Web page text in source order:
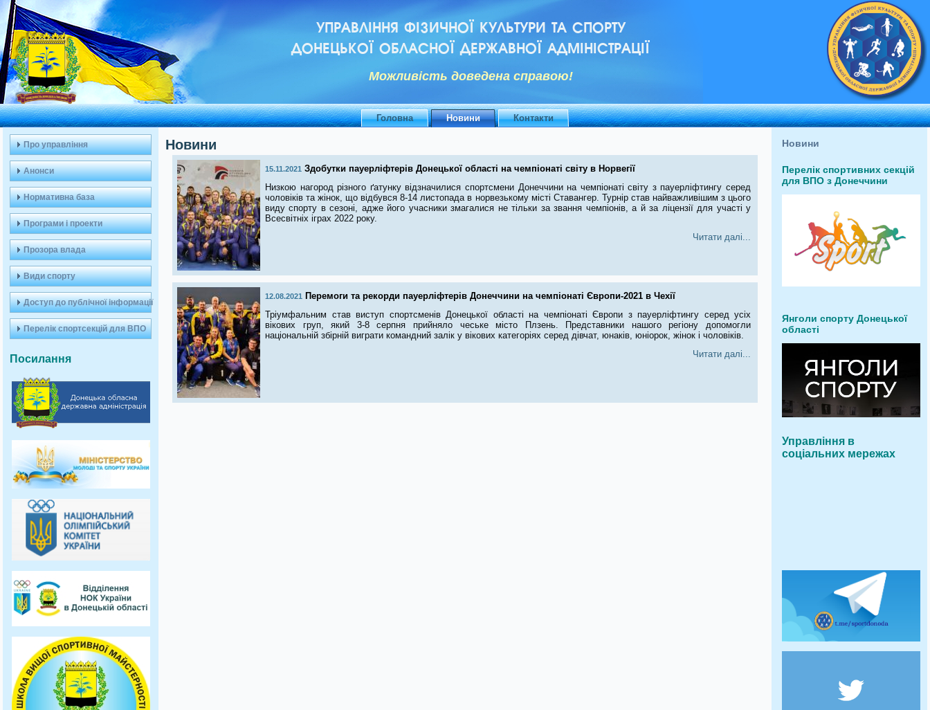
УПРАВЛІННЯ ФІЗИЧНОЇ КУЛЬТУРИ ТА СПОРТУ
ДОНЕЦЬКОЇ ОБЛАСНОЇ ДЕРЖАВНОЇ АДМІНІСТРАЦІЇ
Можливiсть доведена справою!
Головна Новини Контакти
Про управління
Анонси
Нормативна база
Програми і проекти
Прозора влада
Види спорту
Доступ до публічної інформації
Перелік спортсекцій для ВПО
Посилання
Новини
15.11.2021 Здобутки пауерліфтерів Донецької області на чемпіонаті світу в Норвегії
Низкою нагород різного ґатунку відзначилися спортсмени Донеччини на чемпіонаті світу з пауерліфтингу серед
чоловіків та жінок, що відбувся 8-14 листопада в норвезькому місті Ставангер. Турнір став найважливішим з цього
виду спорту в сезоні, адже його учасники змагалися не тільки за звання чемпіонів, а й за ліцензії для участі у
Всесвітніх іграх 2022 року.
Читати далі...
12.08.2021 Перемоги та рекорди пауерліфтерів Донеччини на чемпіонаті Європи-2021 в Чехії
Тріумфальним став виступ спортсменів Донецької області на чемпіонаті Європи з пауерліфтингу серед усіх
вікових груп, який 3-8 серпня прийняло чеське місто Плзень. Представники нашого регіону допомогли
національній збірній виграти командний залік у вікових категоріях серед дівчат, юнаків, юніорок, жінок і чоловіків.
Читати далі...
Новини
Перелік спортивних секцій
для ВПО з Донеччини
Янголи спорту Донецької
області
Управління в
соціальних мережах